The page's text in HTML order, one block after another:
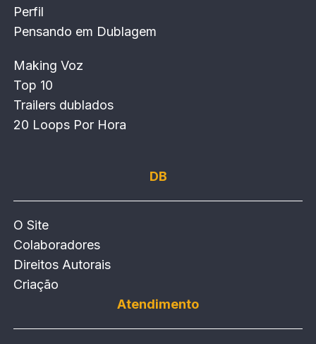
Perfil
Pensando em Dublagem
Making Voz
Top 10
Trailers dublados
20 Loops Por Hora
DB
O Site
Colaboradores
Direitos Autorais
Criação
Atendimento